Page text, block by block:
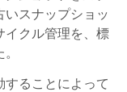
スナップショッ
イクル管理を、標
ることによって